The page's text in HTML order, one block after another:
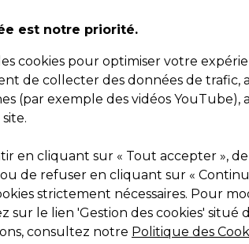
/ Blanc
/ Carton
x 19,5 cm
est notre priorité.
cookies pour optimiser votre
de collecter des données de trafic,
(par exemple des vidéos YouTube),
en cliquant sur « Tout accepter », de
de refuser en cliquant sur «
strictement nécessaires. Pour
sur le lien 'Gestion des cookies' situé
consultez notre Politique des